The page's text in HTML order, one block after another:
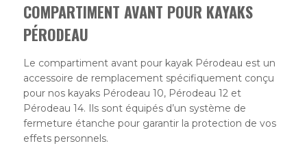
avant
pour
Pérodeau
COMPARTIMENT AVANT POUR KAYAKS
PÉRODEAU
Le compartiment avant pour kayak Pérodeau est un
accessoire de remplacement spécifiquement conçu
pour nos kayaks Pérodeau 10, Pérodeau 12 et
Pérodeau 14. Ils sont équipés d’un système de
fermeture étanche pour garantir la protection de vos
effets personnels.